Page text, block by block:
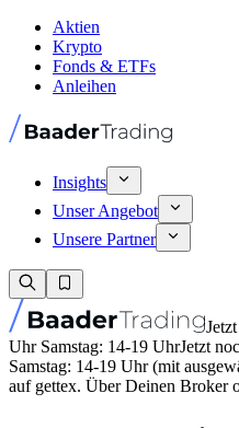
Aktien
Krypto
Fonds & ETFs
Anleihen
Insights
Unser Angebot
Unsere Partner
Uhr Samstag: 14-19 UhrJetzt
Samstag: 14-19 Uhr (mit
auf gettex. Über Deinen Broker